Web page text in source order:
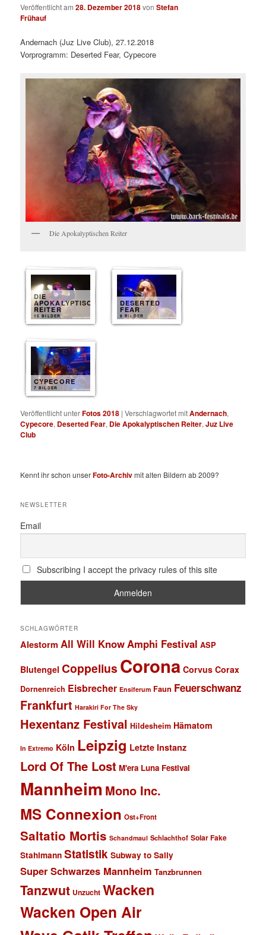
Veröffentlicht am28. Dezember 2018vonStefan
Frühauf
Andernach (Juz Live Club), 27.12.2018
Vorprogramm: Deserted Fear, Cypecore
Die Apokalyptischen Reiter
DIE
APOKALYPTISCHEN
REITER
15 BILDER
DESERTED
FEAR
8 BILDER
CYPECORE
7 BILDER
Veröffentlicht unterFotos 2018 |Verschlagwortet mitAndernach,
Cypecore, Deserted Fear, Die Apokalyptischen Reiter,Juz Live
Club
Kennt ihr schon unserFoto-Archivmit alten Bildern ab 2009?
NEWSLETTER
Email
Subscribing I accept the privacy rules of this site
SCHLAGWÖRTER
Alestorm All Will KnowAmphi Festival ASP
Blutengel Coppelius Corona Corvus Corax
Dornenreich Eisbrecher Ensiferum Faun Feuerschwanz
Frankfurt Harakiri For The Sky
Hexentanz Festival Hildesheim Hämatom
In Extremo Köln Leipzig Letzte Instanz
Lord Of The Lost M'era Luna Festival
Mannheim Mono Inc.
MS Connexion Ost+Front
Saltatio Mortis Schandmaul Schlachthof Solar Fake
Stahlmann Statistik Subway to Sally
Super Schwarzes Mannheim Tanzbrunnen
Tanzwut Unzucht Wacken
Wacken Open Air